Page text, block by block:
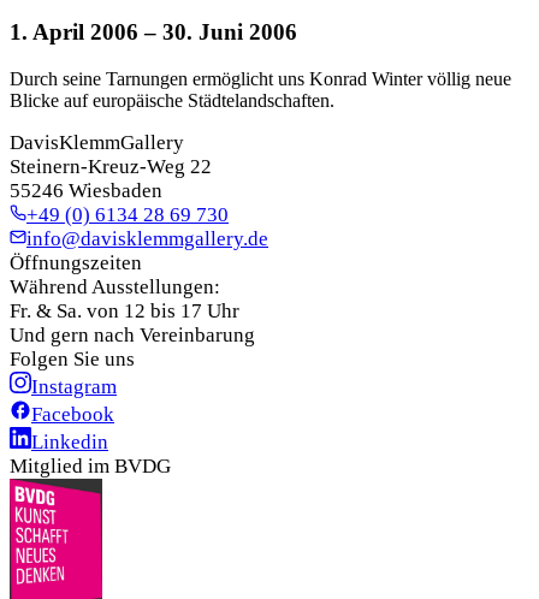
1. April 2006 – 30. Juni 2006
Durch seine Tarnungen ermöglicht uns Konrad Winter völlig neue
Blicke auf europäische Städtelandschaften.
DavisKlemmGallery
Steinern-Kreuz-Weg 22
55246 Wiesbaden
+49 (0) 6134 28 69 730
info@davisklemmgallery.de
Öffnungszeiten
Während Ausstellungen:
Fr. & Sa. von 12 bis 17 Uhr
Und gern nach Vereinbarung
Folgen Sie uns
Instagram
Facebook
Linkedin
Mitglied im BVDG